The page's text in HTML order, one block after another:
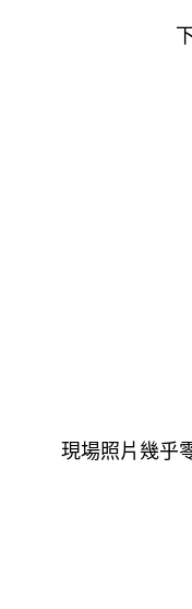
現場照片幾乎